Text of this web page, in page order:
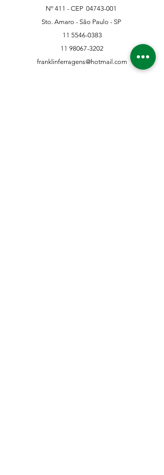
Nº 411 - CEP 04743-001
Sto. Amaro - São Paulo - SP
11 5546-0383
11 98067-3202
franklinferragens@hotmail.com